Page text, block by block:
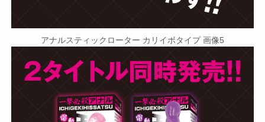
アナルスティックローター カリイボタイプ 画像5